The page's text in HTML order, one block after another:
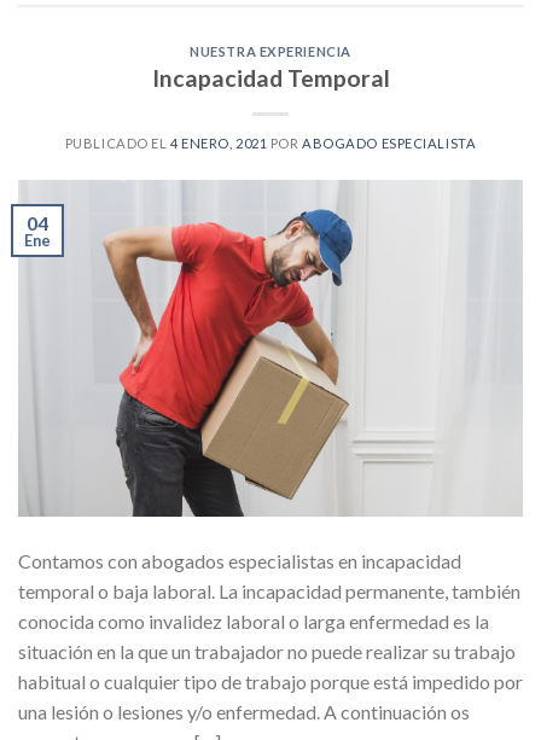
NUESTRA EXPERIENCIA
Incapacidad Temporal
PUBLICADO EL 4 ENERO, 2021 PORABOGADO ESPECIALISTA
04
Ene
Contamos con abogados especialistas en incapacidad
temporal o baja laboral. La incapacidad permanente, también
conocida como invalidez laboral o larga enfermedad es la
situación en la que un trabajador no puede realizar su trabajo
habitual o cualquier tipo de trabajo porque está impedido por
una lesión o lesiones y/o enfermedad. A continuación os